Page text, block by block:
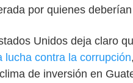
por quienes
Unidos deja claro
lucha contra la corrupción
de inversión en